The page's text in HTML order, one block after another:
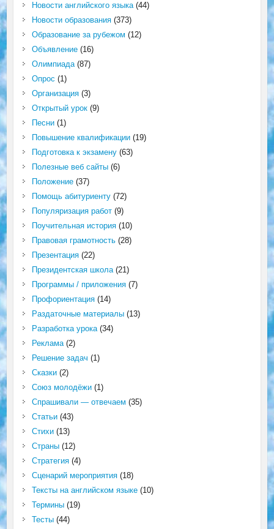
Новости английского языка(44)
Новости образования(373)
Образование за рубежом (12)
Объявление(16)
Олимпиада(87)
Опрос (1)
Организация(3)
Открытый урок(9)
Песни(1)
Повышение квалификации(19)
Подготовка к экзамену(63)
Полезные веб сайты(6)
Положение(37)
Помощь абитуриенту(72)
Популяризация работ(9)
Поучительная история(10)
Правовая грамотность(28)
Презентация(22)
Президентская школа(21)
Программы / приложения(7)
Профориентация(14)
Раздаточные материалы(13)
Разработка урока(34)
Реклама(2)
Решение задач (1)
Сказки(2)
Союз молодёжи(1)
Спрашивали — отвечаем (35)
Статьи(43)
Стихи(13)
Страны(12)
Стратегия(4)
Сценарий мероприятия(18)
Тексты на английском языке(10)
Термины(19)
Тесты(44)